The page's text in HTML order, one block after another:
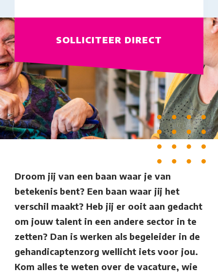
SOLLICITEER DIRECT
Droom jij van een baan waar je van
betekenis bent? Een baan waar jij het
verschil maakt? Heb jij er ooit aan gedacht
om jouw talent in een andere sector in te
zetten? Dan is werken als begeleider in de
gehandicaptenzorg wellicht iets voor jou.
Kom alles te weten over de vacature, wie